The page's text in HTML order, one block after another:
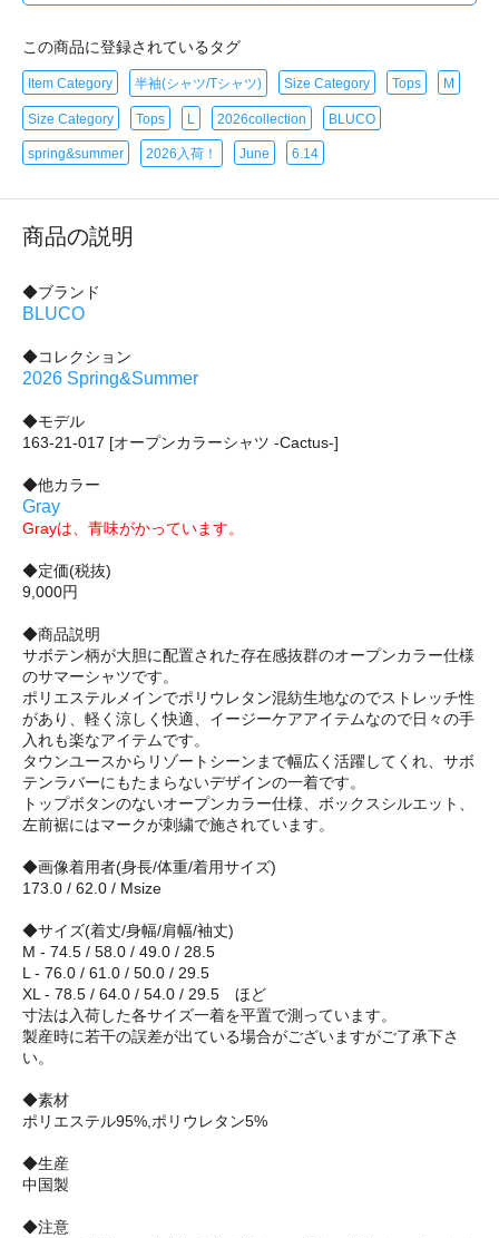
この商品に登録されているタグ
Item Category 半袖(シャツ/Tシャツ) Size Category Tops M
Size Category Tops L 2026collection BLUCO
spring&summer 2026入荷！ June 6.14
商品の説明
◆ブランド
BLUCO
◆コレクション
2026 Spring&Summer
◆モデル
163-21-017 [オープンカラーシャツ -Cactus-]
◆他カラー
Gray
Grayは、青味がかっています。
◆定価(税抜)
9,000円
◆商品説明
サボテン柄が大胆に配置された存在感抜群のオープンカラー仕様
のサマーシャツです。
ポリエステルメインでポリウレタン混紡生地なのでストレッチ性
があり、軽く涼しく快適、イージーケアアイテムなので日々の手
入れも楽なアイテムです。
タウンユースからリゾートシーンまで幅広く活躍してくれ、サボ
テンラバーにもたまらないデザインの一着です。
トップボタンのないオープンカラー仕様、ボックスシルエット、
左前裾にはマークが刺繍で施されています。
◆画像着用者(身長/体重/着用サイズ)
173.0 / 62.0 / Msize
◆サイズ(着丈/身幅/肩幅/袖丈)
M - 74.5 / 58.0 / 49.0 / 28.5
L - 76.0 / 61.0 / 50.0 / 29.5
XL - 78.5 / 64.0 / 54.0 / 29.5 ほど
寸法は入荷した各サイズ一着を平置で測っています。
製産時に若干の誤差が出ている場合がございますがご了承下さ
い。
◆素材
ポリエステル95%,ポリウレタン5%
◆生産
中国製
◆注意